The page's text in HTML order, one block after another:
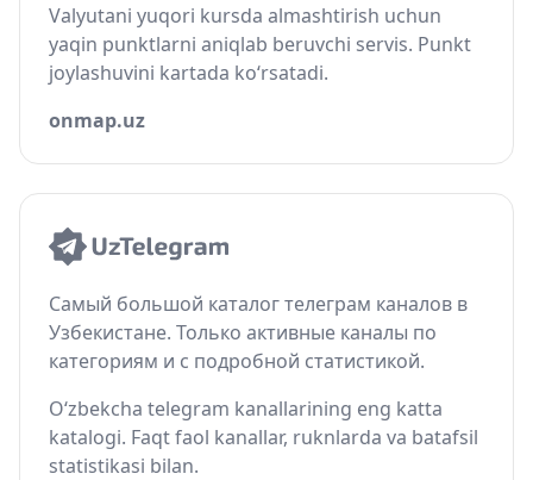
Valyutani yuqori kursda almashtirish uchun
yaqin punktlarni aniqlab beruvchi servis. Punkt
joylashuvini kartada ko‘rsatadi.
onmap.uz
Самый большой каталог телеграм каналов в
Узбекистане. Только активные каналы по
категориям и с подробной статистикой.
O‘zbekcha telegram kanallarining eng katta
katalogi. Faqt faol kanallar, ruknlarda va batafsil
statistikasi bilan.